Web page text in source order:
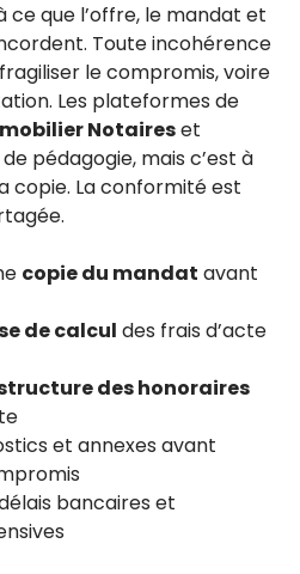
ce que l’offre, le mandat et
Toute incohérence
le compromis, voire
Les plateformes de
Notaireset
pédagogie, mais c’est à
copie. La conformité est
copie du mandat avant
de calcul des frais d’acte
des honoraires
et annexes avant
bancaires et